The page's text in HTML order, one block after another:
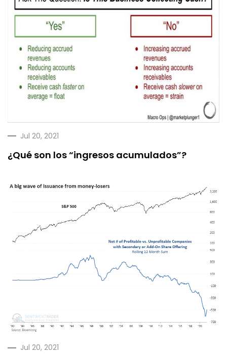
Jul 20, 2021
¿Qué son los “ingresos acumulados”?
Jul 20, 2021